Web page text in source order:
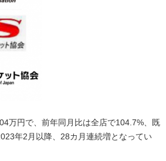
万円で、前年同月比は全店で104.7%、既
年2月以降、28カ月連続増となってい